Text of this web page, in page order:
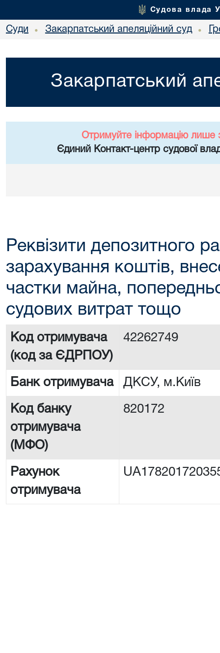
Судова влада
Суди • Закарпатський апеляційний суд •
Закарпатський
Отримуйте інформацію лише
Єдиний Контакт-центр судової
Реквізити депозитного
зарахування коштів,
частки майна,
судових витрат тощо
Код отримувача
(код за ЄДРПОУ)
42262749
Банк отримувача ДКСУ, м.Київ
Код банку
отримувача
(МФО)
820172
Рахунок
отримувача